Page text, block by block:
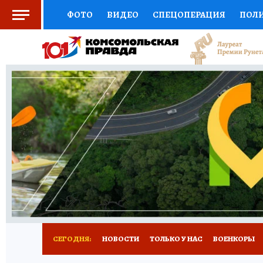
ФОТО ВИДЕО СПЕЦОПЕРАЦИЯ
СОЦПОДДЕРЖКА НАУКА СПОРТ
ВЫБОР ЭКСПЕРТОВ ДОКТОР
КНИЖНАЯ ПОЛКА ПРОГНОЗЫ НА СПОРТ
ПРЕСС-ЦЕНТР НЕДВИЖИМОСТЬ
РАДИО КП РЕКЛАМА ТЕСТЫ НОВОЕ
СЕГОДНЯ: НОВОСТИ ТОЛЬКО У НАС ВОЕНКОРЫ